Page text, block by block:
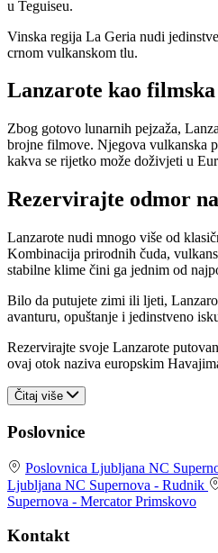
u Teguiseu.
Vinska regija La Geria nudi
crnom vulkanskom tlu.
Lanzarote kao
Zbog gotovo lunarnih pejzaža,
brojne filmove. Njegova vulkanska
kakva se rijetko može doživjeti u
Rezervirajte odmor
Lanzarote nudi mnogo više od
Kombinacija prirodnih čuda,
stabilne klime čini ga jednim od
Bilo da putujete zimi ili ljeti,
avanturu, opuštanje i jedinstveno
Rezervirajte svoje Lanzarote
ovaj otok naziva europskim
Čitaj više
Poslovnice
Poslovnica Ljubljana NC
Ljubljana NC Supernova - Rudnik
Supernova - Mercator Primskovo
Kontakt